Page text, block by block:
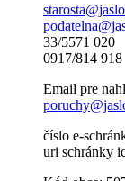
33/5571 020
0917/814 918
Email pre
číslo e-
uri schránky